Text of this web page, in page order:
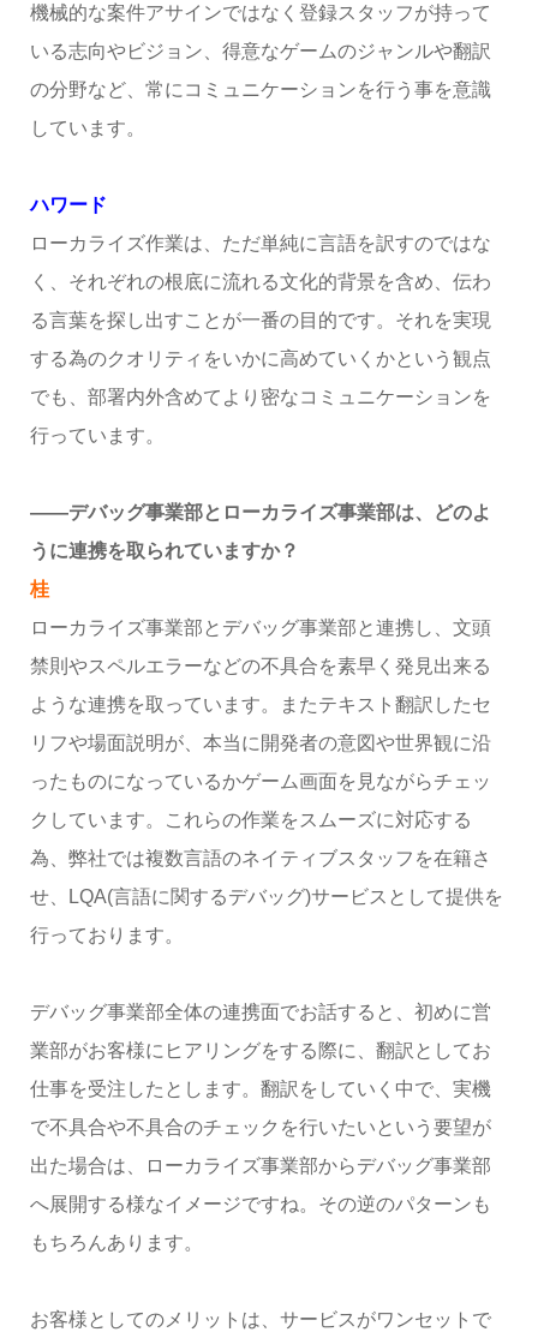
機械的な案件アサインではなく登録スタッフが持って
いる志向やビジョン、得意なゲームのジャンルや翻訳
の分野など、常にコミュニケーションを行う事を意識
しています。
ハワード
ローカライズ作業は、ただ単純に言語を訳すのではな
く、それぞれの根底に流れる文化的背景を含め、伝わ
る言葉を探し出すことが一番の目的です。それを実現
する為のクオリティをいかに高めていくかという観点
でも、部署内外含めてより密なコミュニケーションを
行っています。
――デバッグ事業部とローカライズ事業部は、どのよ
うに連携を取られていますか？
桂
ローカライズ事業部とデバッグ事業部と連携し、文頭
禁則やスペルエラーなどの不具合を素早く発見出来る
ような連携を取っています。またテキスト翻訳したセ
リフや場面説明が、本当に開発者の意図や世界観に沿
ったものになっているかゲーム画面を見ながらチェッ
クしています。これらの作業をスムーズに対応する
為、弊社では複数言語のネイティブスタッフを在籍さ
せ、LQA(言語に関するデバッグ)サービスとして提供を
行っております。
デバッグ事業部全体の連携面でお話すると、初めに営
業部がお客様にヒアリングをする際に、翻訳としてお
仕事を受注したとします。翻訳をしていく中で、実機
で不具合や不具合のチェックを行いたいという要望が
出た場合は、ローカライズ事業部からデバッグ事業部
へ展開する様なイメージですね。その逆のパターンも
もちろんあります。
お客様としてのメリットは、サービスがワンセットで